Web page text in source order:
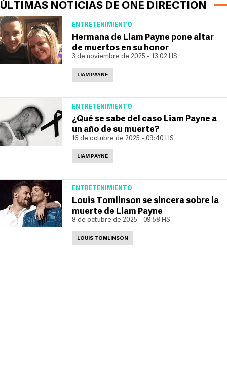
ÚLTIMAS NOTICIAS DE ONE DIRECTION
ENTRETENIMIENTO
Hermana de Liam Payne pone altar
de muertos en su honor
3 de noviembre de 2025 - 13:02 HS
LIAM PAYNE
ENTRETENIMIENTO
¿Qué se sabe del caso Liam Payne a
un año de su muerte?
16 de octubre de 2025 - 09:40 HS
LIAM PAYNE
ENTRETENIMIENTO
Louis Tomlinson se sincera sobre la
muerte de Liam Payne
8 de octubre de 2025 - 09:58 HS
LOUIS TOMLINSON